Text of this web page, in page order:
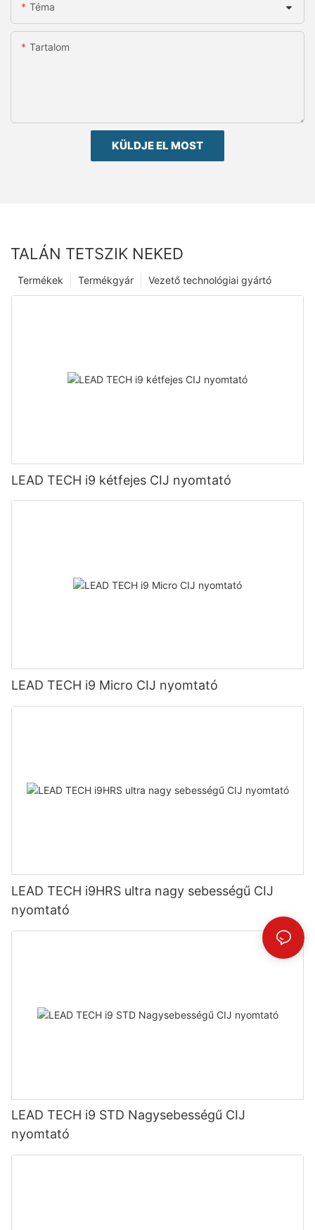
Téma
Tartalom
KÜLDJE EL MOST
TALÁN TETSZIK NEKED
Vezető technológiai gyártó
Termékgyár
Termékek
LEAD TECH i9 kétfejes CIJ nyomtató
LEAD TECH i9 Micro CIJ nyomtató
LEAD TECH i9HRS ultra nagy sebességű CIJ
nyomtató
LEAD TECH i9 STD Nagysebességű CIJ
nyomtató